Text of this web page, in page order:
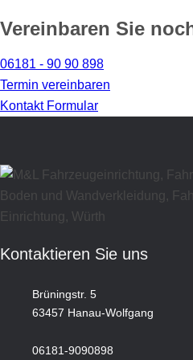
Vereinbaren Sie
06181 - 90 90 898
Termin vereinbaren
Kontakt Formular
Kontaktieren Sie uns
Brüningstr. 5
63457 Hanau-Wolfgang
06181-9090898